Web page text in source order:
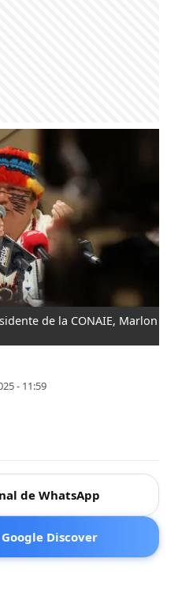
de la CONAIE, Marlon
- 11:59
de WhatsApp
Discover